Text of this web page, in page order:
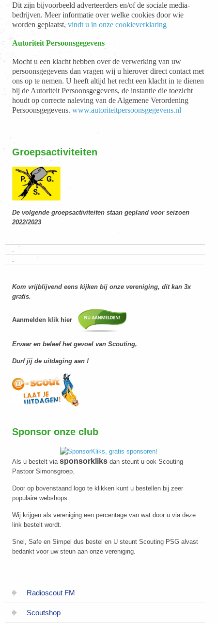
Dit zijn bijvoorbeeld adverteerders en/of de sociale media-
bedrijven. Meer informatie over welke cookies door wie
worden geplaatst, vindt u in onze cookieverklaring
Autoriteit Persoonsgegevens
Mocht u een klacht hebben over de verwerking van uw
persoonsgegevens dan vragen wij u hierover direct contact met
ons op te nemen. U heeft altijd het recht een klacht in te dienen
bij de Autoriteit Persoonsgegevens, de instantie die toezicht
houdt op correcte naleving van de Algemene Verordening
Persoonsgegevens. www.autoriteitpersoonsgegevens.nl
Groepsactiviteiten
De volgende groepsactiviteiten staan gepland voor seizoen
2022/2023
.
.
.
Kom vrijblijvend eens kijken bij onze vereniging, dit kan 3x
gratis.
Aanmelden klik hier
Ervaar en beleef het gevoel van Scouting,
Durf jij de uitdaging aan !
Sponsor onze club
Als u bestelt via sponsorkliks dan steunt u ook Scouting
Pastoor Simonsgroep.
Door op bovenstaand logo te klikken kunt u bestellen bij zeer
populaire webshops.
Wij krijgen als vereniging een percentage van wat door u via deze
link bestelt wordt.
Snel, Safe en Simpel dus bestel en U steunt Scouting PSG alvast
bedankt voor uw steun aan onze vereniging.
Radioscout FM
Scoutshop